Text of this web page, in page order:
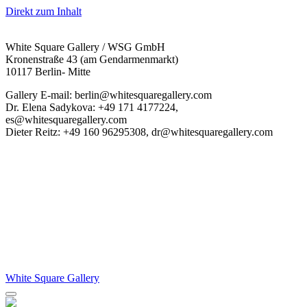
Direkt zum Inhalt
White Square Gallery / WSG GmbH
Kronenstraße 43 (am Gendarmenmarkt)
10117 Berlin- Mitte
Gallery E-mail: berlin@whitesquaregallery.com
Dr. Elena Sadykova: +49 171 4177224,
es@whitesquaregallery.com
Dieter Reitz: +49 160 96295308, dr@whitesquaregallery.com
White Square Gallery